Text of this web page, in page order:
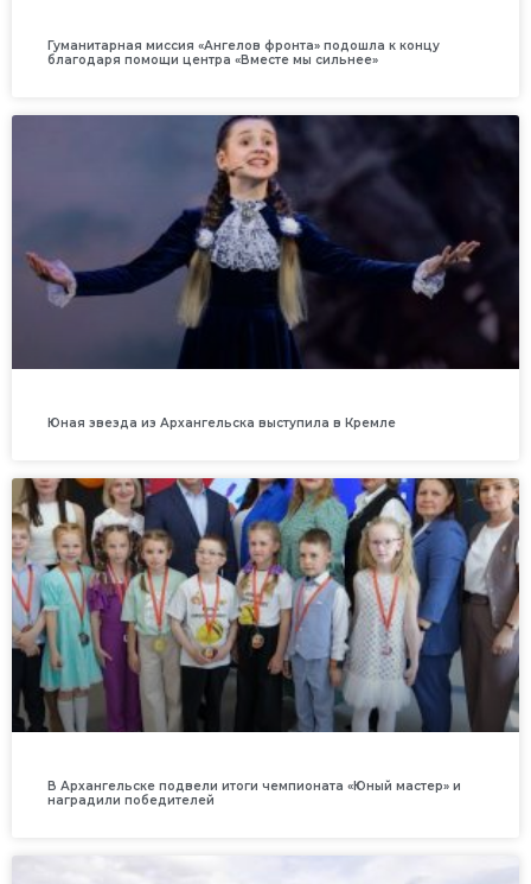
Гуманитарная миссия «Ангелов фронта» подошла к концу
благодаря помощи центра «Вместе мы сильнее»
Юная звезда из Архангельска выступила в Кремле
В Архангельске подвели итоги чемпионата «Юный мастер» и
наградили победителей